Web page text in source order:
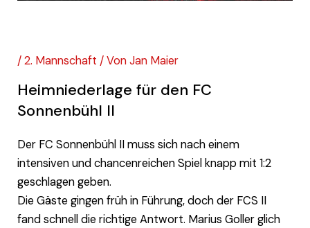
/2. Mannschaft / VonJan Maier
Heimniederlage für den FC
Sonnenbühl II
Der FC Sonnenbühl II muss sich nach einem
intensiven und chancenreichen Spiel knapp mit 1:2
geschlagen geben.
Die Gäste gingen früh in Führung, doch der FCS II
fand schnell die richtige Antwort. Marius Goller glich